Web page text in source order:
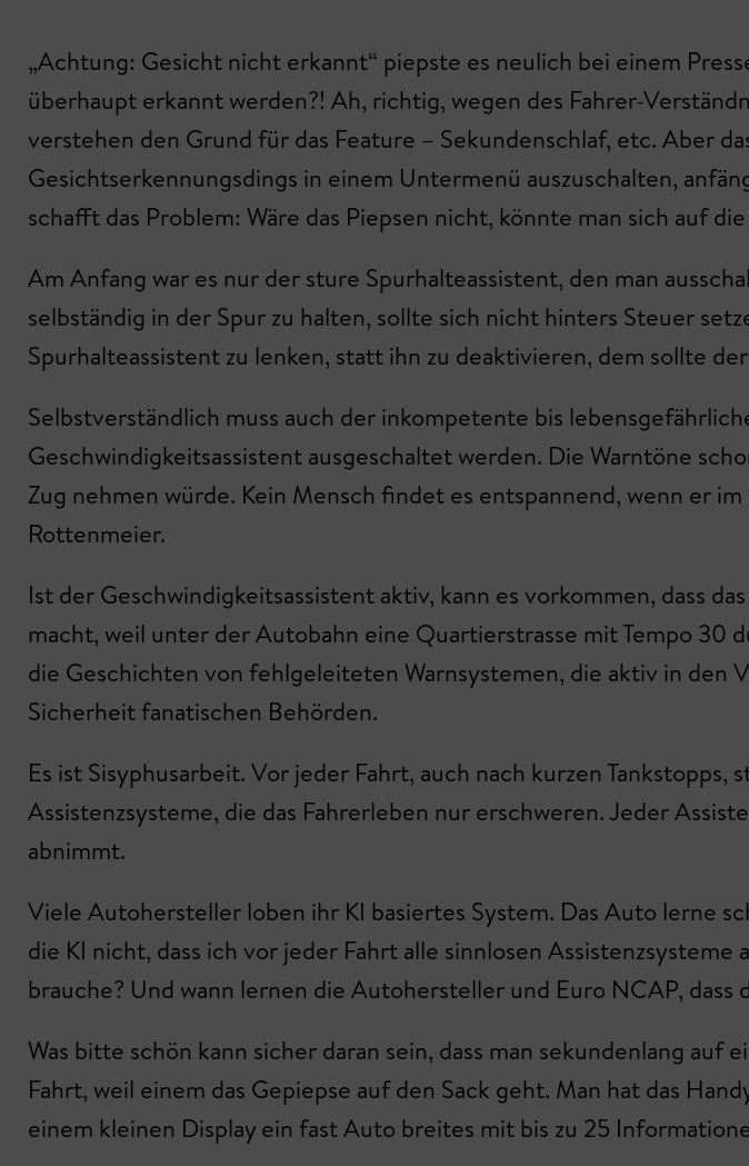
„Achtung: Gesicht nicht erkannt“ piepste es neulich bei einem
überhaupt erkannt werden?! Ah, richtig, wegen des Fahrer-
verstehen den Grund für das Feature – Sekundenschlaf, etc. Aber
Gesichtserkennungsdings in einem Untermenü auszuschalten,
schafft das Problem: Wäre das Piepsen nicht, könnte man sich auf
Am Anfang war es nur der sture Spurhalteassistent, den man
selbständig in der Spur zu halten, sollte sich nicht hinters Steuer
Spurhalteassistent zu lenken, statt ihn zu deaktivieren, dem sollte
Selbstverständlich muss auch der inkompetente bis
Geschwindigkeitsassistent ausgeschaltet werden. Die Warntöne
Zug nehmen würde. Kein Mensch findet es entspannend, wenn er
Rottenmeier.
Ist der Geschwindigkeitsassistent aktiv, kann es vorkommen, dass
macht, weil unter der Autobahn eine Quartierstrasse mit Tempo 30
die Geschichten von fehlgeleiteten Warnsystemen, die aktiv in
Sicherheit fanatischen Behörden.
Es ist Sisyphusarbeit. Vor jeder Fahrt, auch nach kurzen
Assistenzsysteme, die das Fahrerleben nur erschweren. Jeder
abnimmt.
Viele Autohersteller loben ihr KI basiertes System. Das Auto lerne
die KI nicht, dass ich vor jeder Fahrt alle sinnlosen
brauche? Und wann lernen die Autohersteller und Euro NCAP,
Was bitte schön kann sicher daran sein, dass man sekundenlang
Fahrt, weil einem das Gepiepse auf den Sack geht. Man hat das
einem kleinen Display ein fast Auto breites mit bis zu 25